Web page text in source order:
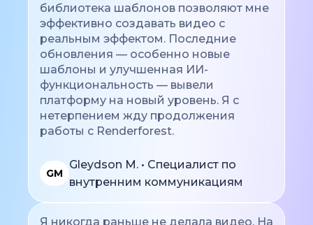
библиотека шаблонов позволяют мне
эффективно создавать видео с
реальным эффектом. Последние
обновления — особенно новые
шаблоны и улучшенная ИИ-
функциональность — вывели
платформу на новый уровень. Я с
нетерпением жду продолжения
работы с Renderforest.
GM
Gleydson M. • Специалист по
внутренним коммуникациям
Я никогда раньше не делала видео. На